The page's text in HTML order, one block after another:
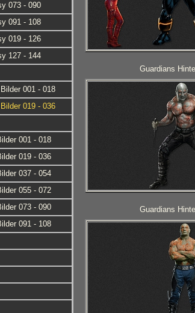
073 - 090
091 - 108
019 - 126
127 - 144
001 - 018
019 - 036
001 - 018
019 - 036
037 - 054
055 - 072
073 - 090
091 - 108
Guardians
Guardians